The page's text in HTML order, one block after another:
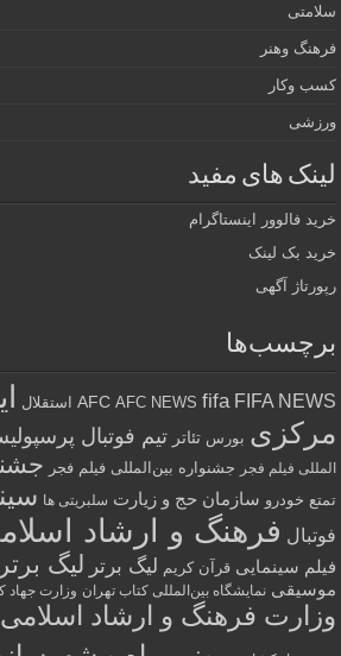
سلامتی
فرهنگ وهنر
کسب وکار
ورزشی
لینک های مفید
خرید فالوور اینستاگرام
خرید بک لینک
رپورتاژ آگهی
برچسب‌ها
AFC AFC NEWS fifa FIFA NEWS استقلال
مرکزی بورس تئاتر تیم فوتبال
المللی فیلم فجر جشنواره بین‌المللی فیلم فجر
تمتع خودرو سازمان حج و زیارت سلبریتی ها
فوتبال فرهنگ و ارشاد
فیلم سینمایی قرآن کریم لیگ برتر لیگ
موسیقی نمایشگاه بین‌المللی کتاب تهران وزارت جهاد
وزارت فرهنگ و ارشاد اسلامی